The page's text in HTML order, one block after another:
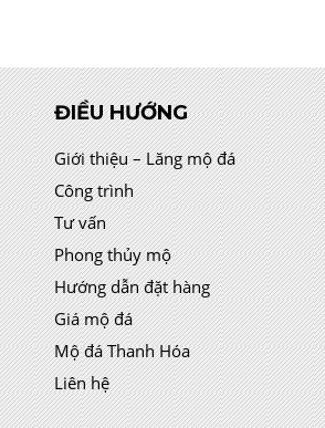
ĐIỀU HƯỚNG
Giới thiệu – Lăng mộ đá
Công trình
Tư vấn
Phong thủy mộ
Hướng dẫn đặt hàng
Giá mộ đá
Mộ đá Thanh Hóa
Liên hệ